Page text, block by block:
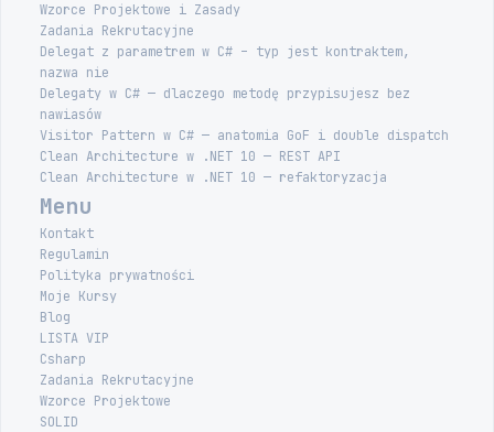
Wzorce Projektowe i Zasady
Zadania Rekrutacyjne
Delegat z parametrem w C# – typ jest kontraktem,
nazwa nie
Delegaty w C# — dlaczego metodę przypisujesz bez
nawiasów
Visitor Pattern w C# — anatomia GoF i double dispatch
Clean Architecture w .NET 10 — REST API
Clean Architecture w .NET 10 — refaktoryzacja
Menu
Kontakt
Regulamin
Polityka prywatności
Moje Kursy
Blog
LISTA VIP
Csharp
Zadania Rekrutacyjne
Wzorce Projektowe
SOLID